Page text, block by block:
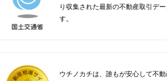
り収集された最新の不動産取引デ
す。
ウチノカチは、誰もが安心して不